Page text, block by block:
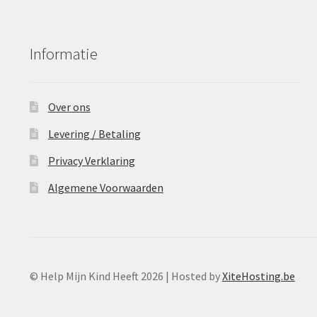
Informatie
Over ons
Levering / Betaling
Privacy Verklaring
Algemene Voorwaarden
© Help Mijn Kind Heeft 2026 | Hosted byXiteHosting.be